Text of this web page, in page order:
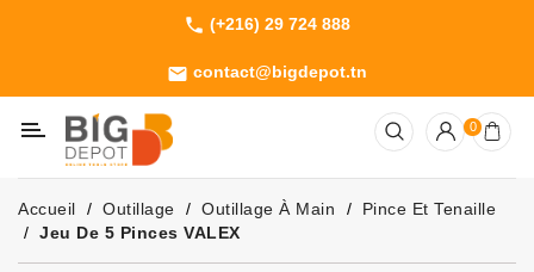
phone (+216) 29 724 888
email contact@bigdepot.tn
Machines
Outillage
Jardinage
Consommables
0
Accueil Outillage Outillage À Main
Pince Et Tenaille
Jeu De 5 Pinces VALEX